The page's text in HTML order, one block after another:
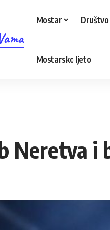
Mostar Društvo
Mostarsko ljeto
Neretva i